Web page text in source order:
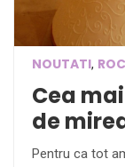
NOUTATI,
Cea
de
Pentru ca tot